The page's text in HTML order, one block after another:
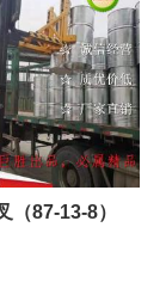
（87-13-8）